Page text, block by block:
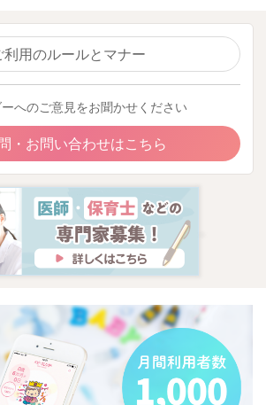
利用のルールとマナー
へのご意見をお聞かせください
・お問い合わせはこちら